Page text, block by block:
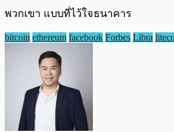
พวกเขา แบบที่ไว้ใจธนาคาร
bitcoin ethereum facebook Forbes Libra